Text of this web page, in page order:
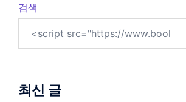
검색
최신 글